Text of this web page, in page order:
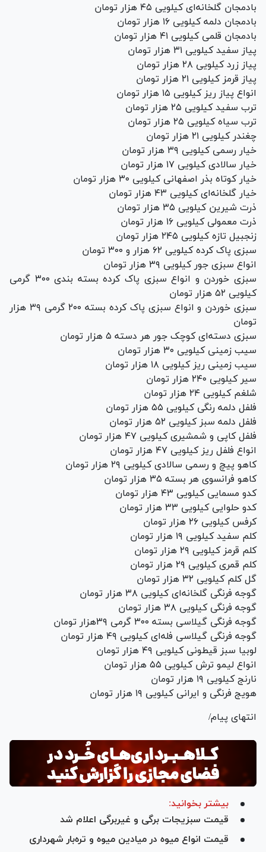
بادمجان گلخانه‌ای کیلویی ۴۵ هزار تومان
بادمجان دلمه کیلویی ۱۶ هزار تومان
بادمجان قلمی کیلویی ۴۱ هزار تومان
پیاز سفید کیلویی ۳۱ هزار تومان
پیاز زرد کیلویی ۲۸ هزار تومان
پیاز قرمز کیلویی ۲۱ هزار تومان
انواع پیاز ریز کیلویی ۱۵ هزار تومان
ترب سفید کیلویی ۲۵ هزار تومان
ترب سیاه کیلویی ۲۵ هزار تومان
چغندر کیلویی ۲۱ هزار تومان
خیار رسمی کیلویی ۳۹ هزار تومان
خیار سالادی کیلویی ۱۷ هزار تومان
خیار کوتاه بذر اصفهانی کیلویی ۳۰ هزار تومان
خیار گلخانه‌ای کیلویی ۴۳ هزار تومان
ذرت شیرین کیلویی ۳۵ هزار تومان
ذرت معمولی کیلویی ۱۶ هزار تومان
زنجبیل تازه کیلویی ۲۴۵ هزار تومان
سبزی پاک کرده کیلویی ۶۲ هزار و ۳۰۰ تومان
انواع سبزی جور کیلویی ۳۹ هزار تومان
سبزی خوردن و انواع سبزی پاک کرده بسته بندی ۳۰۰ گرمی
کیلویی ۵۲ هزار تومان
سبزی خوردن و انواع سبزی پاک کرده بسته ۲۰۰ گرمی ۳۹ هزار
تومان
سبزی دسته‌ای کوچک جور هر دسته ۵ هزار تومان
سیب زمینی کیلویی ۳۰ هزار تومان
سیب زمینی ریز کیلویی ۱۸ هزار تومان
سیر کیلویی ۲۴۰ هزار تومان
شلغم کیلویی ۲۴ هزار تومان
فلفل دلمه رنگی کیلویی ۵۵ هزار تومان
فلفل دلمه سبز کیلویی ۵۲ هزار تومان
فلفل کاپی و شمشیری کیلویی ۴۷ هزار تومان
انواع فلفل ریز کیلویی ۴۷ هزار تومان
کاهو پیچ و رسمی سالادی کیلویی ۲۹ هزار تومان
کاهو فرانسوی هر بسته ۳۵ هزار تومان
کدو مسمایی کیلویی ۴۳ هزار تومان
کدو حلوایی کیلویی ۳۳ هزار تومان
کرفس کیلویی ۲۶ هزار تومان
کلم سفید کیلویی ۱۹ هزار تومان
کلم قرمز کیلویی ۲۹ هزار تومان
کلم قمری کیلویی ۲۹ هزار تومان
گل کلم کیلویی ۳۲ هزار تومان
گوجه فرنگی گلخانه‌ای کیلویی ۳۸ هزار تومان
گوجه فرنگی کیلویی ۳۸ هزار تومان
گوجه فرنگی گیلاسی بسته ۳۰۰ گرمی ۳۹هزار تومان
گوجه فرنگی گیلاسی فله‌ای کیلویی ۴۹ هزار تومان
لوبیا سبز قیطونی کیلویی ۴۹ هزار تومان
انواع لیمو ترش کیلویی ۵۵ هزار تومان
نارنج کیلویی ۱۹ هزار تومان
هویج فرنگی و ایرانی کیلویی ۱۹ هزار تومان
انتهای پیام/
بیشتر بخوانید:
قیمت سبزیجات برگی و غیربرگی اعلام شد
قیمت انواع میوه در میادین میوه‌ و تره‌بار شهرداری